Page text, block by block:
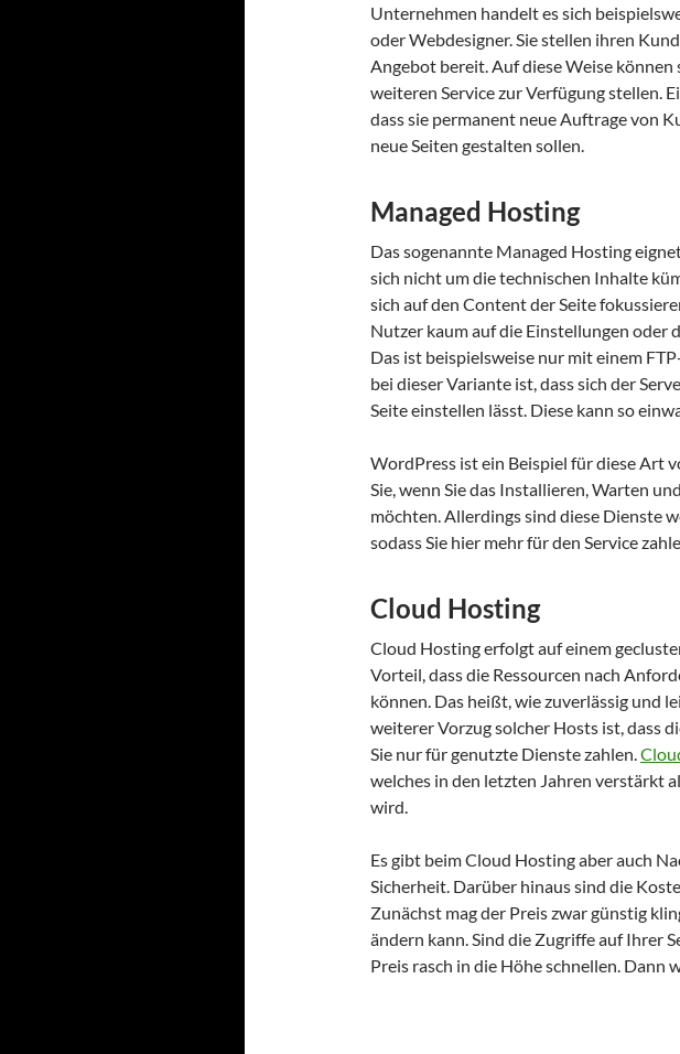
Unternehmen handelt es sich
oder Webdesigner. Sie stellen ihren
Angebot bereit. Auf diese Weise können
weiteren Service zur Verfügung stellen.
dass sie permanent neue Auftrage von
neue Seiten gestalten sollen.
Managed Hosting
Das sogenannte Managed Hosting
sich nicht um die technischen Inhalte
sich auf den Content der Seite
Nutzer kaum auf die Einstellungen oder
Das ist beispielsweise nur mit einem
bei dieser Variante ist, dass sich der
Seite einstellen lässt. Diese kann so
WordPress ist ein Beispiel für diese Art
Sie, wenn Sie das Installieren, Warten
möchten. Allerdings sind diese Dienste
sodass Sie hier mehr für den Service
Cloud Hosting
Cloud Hosting erfolgt auf einem
Vorteil, dass die Ressourcen nach
können. Das heißt, wie zuverlässig und
weiterer Vorzug solcher Hosts ist, dass
Sie nur für genutzte Dienste zahlen.
welches in den letzten Jahren verstärkt
wird.
Es gibt beim Cloud Hosting aber auch
Sicherheit. Darüber hinaus sind die
Zunächst mag der Preis zwar günstig
ändern kann. Sind die Zugriffe auf Ihrer
Preis rasch in die Höhe schnellen. Dann